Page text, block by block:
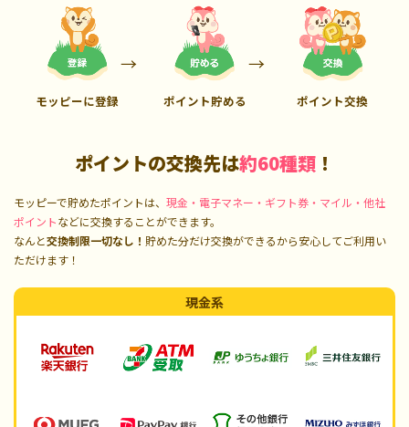
モッピーに登録 ポイント貯める ポイント交換
ポイントの交換先は約60種類 ！
モッピーで貯めたポイントは、 現金・電子マネー・ギフト券・マイル・他社
ポイントなどに交換することができます。
なんと交換制限一切なし！ 貯めた分だけ交換ができるから安心してご利用い
ただけます！
現金系